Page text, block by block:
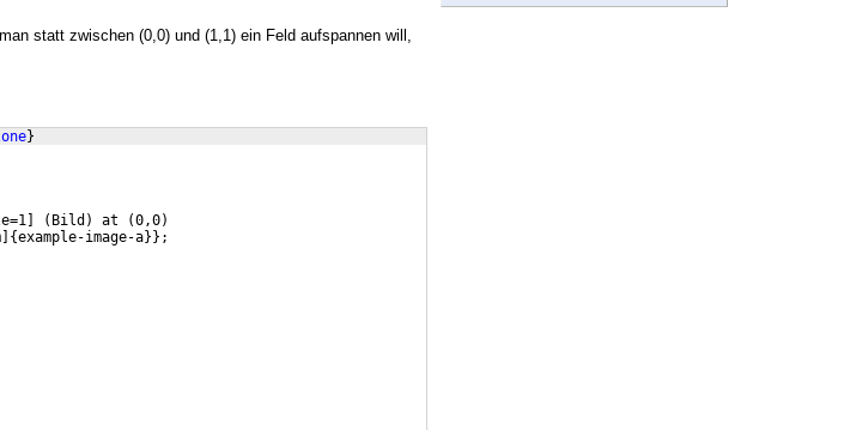
statt zwischen (0,0) und (1,1) ein Feld aufspannen will,
}
( Bild ) at (0,0)
{example-image-a}} ;